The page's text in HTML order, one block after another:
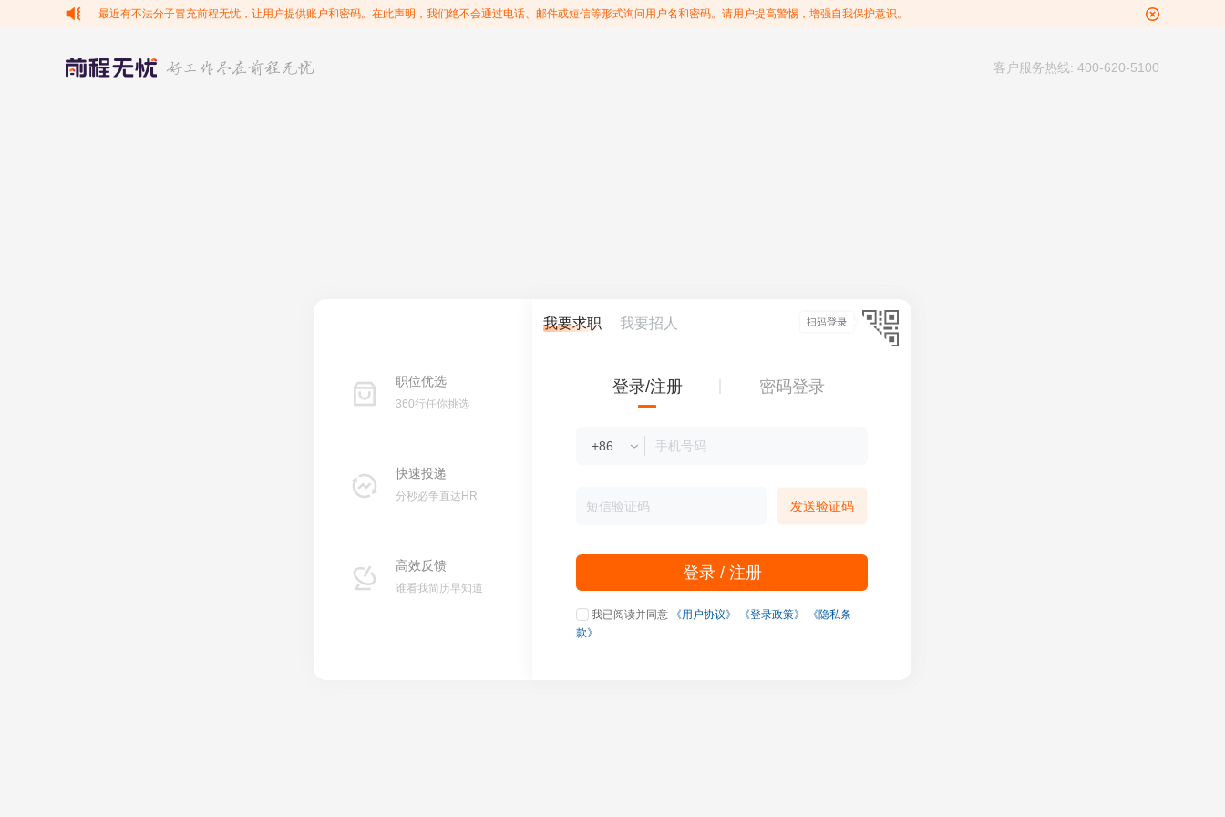
最近有不法分子冒充前程无忧，让用户提供账户和密码。在此声明，我们绝不会通过电话、邮件或短信等形式询问用户名和密码。请用户提高警惕，增强自我保护意识。
客户服务热线: 400-620-5100
职位优选
360行任你挑选
快速投递
分秒必争直达HR
高效反馈
谁看我简历早知道
我要求职 我要招人
登录/注册 密码登录
发送验证码
登录 / 注册
我已阅读并同意 《用户协议》 《登录政策》
《隐私条
款》